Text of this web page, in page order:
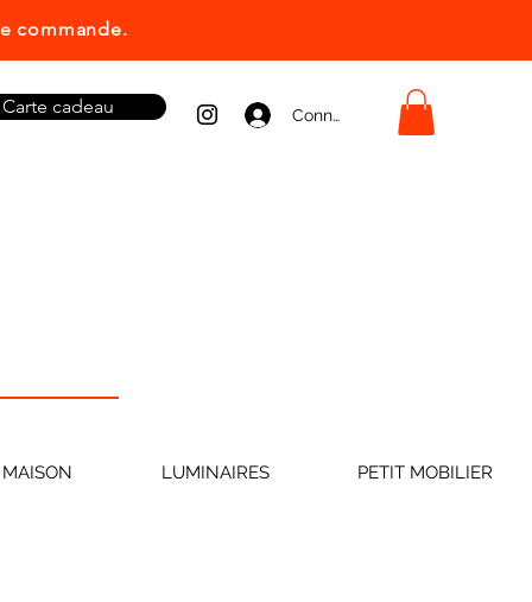
commande.
Carte cadeau Connexion
LUMINAIRES PETIT MOBILIER